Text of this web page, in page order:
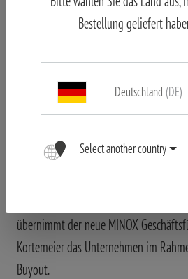
der Leitung der Konkursverwaltung
umgesetzt.
Von den Altlasten befreit, waren die
wurde am 1. April 1996 von der Leica
übernimmt der neue MINOX
Kortemeier das Unternehmen im
Buyout.
Bestellung geliefert
Deutschland (DE)
Select another country